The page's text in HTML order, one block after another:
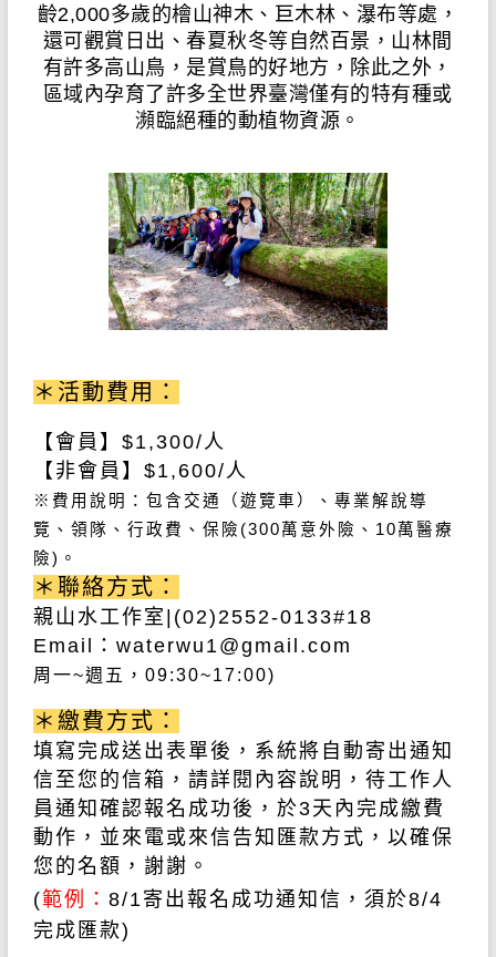
齡2,000多歲的檜山神木、巨木林、瀑布等處，
還可觀賞日出、春夏秋冬等自然百景，山林間
有許多高山鳥，是賞鳥的好地方，除此之外，
區域內孕育了許多全世界臺灣僅有的特有種或
瀕臨絕種的動植物資源。
＊活動費用：
【會員】 $1,300/ 人
【非會員】 $1,600/ 人
※費用說明：包含交通（遊覽車）、專業解說導
覽、領隊、行政費、保險 (300萬意外險、 10萬醫療
險) 。
＊聯絡方式：
親山水工作室 |(02)2552-0133#18
Email ： waterwu1@gmail.com
周一~週五，09:30~17:00)
＊繳費方式：
填寫完成送出表單後，系統將自動寄出通知
信至您的信箱，請詳閱內容說明，待工作人
員通知確認報名成功後，於3天內完成繳費
動作 ，並來電或來信告知匯款方式，以確保
您的名額，謝謝。
(範例： 8/1 寄出報名成功通知信，須於8/4
完成匯款)